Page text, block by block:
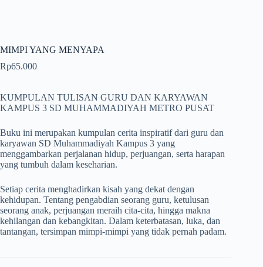
MIMPI YANG MENYAPA
Rp65.000
KUMPULAN TULISAN GURU DAN KARYAWAN
KAMPUS 3 SD MUHAMMADIYAH METRO PUSAT
Buku ini merupakan kumpulan cerita inspiratif dari guru dan
karyawan SD Muhammadiyah Kampus 3 yang
menggambarkan perjalanan hidup, perjuangan, serta harapan
yang tumbuh dalam keseharian.
Setiap cerita menghadirkan kisah yang dekat dengan
kehidupan. Tentang pengabdian seorang guru, ketulusan
seorang anak, perjuangan meraih cita-cita, hingga makna
kehilangan dan kebangkitan. Dalam keterbatasan, luka, dan
tantangan, tersimpan mimpi-mimpi yang tidak pernah padam.